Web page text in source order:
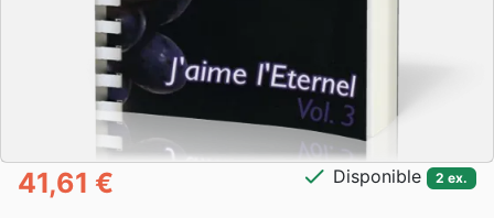
41,61 € check Disponible 2 ex.